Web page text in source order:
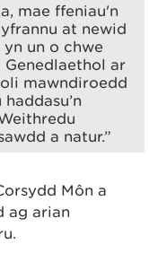
mae ffeniau'n
at newid
un o chwe
ar
mawndiroedd
a natur.”
Môn a
ag arian